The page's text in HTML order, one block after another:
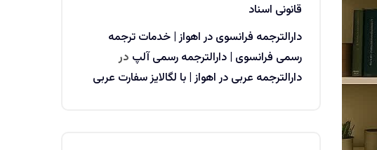
قانونی اسناد
دارالترجمه فرانسوی در اهواز | خدمات ترجمه
رسمی فرانسوی | دارالترجمه رسمی آلپ در
دارالترجمه عربی در اهواز | با لگالایز سفارت عربی